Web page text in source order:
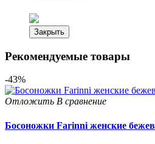
Закрыть
Рекомендуемые товары
-43%
Отложить В сравнение
Босоножки Farinni женские